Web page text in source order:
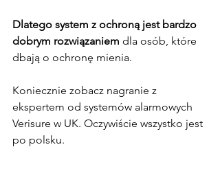
Dlatego system z ochroną jest bardzo
dobrym rozwiązaniem dla osób, które
dbają o ochronę mienia.
Koniecznie zobacz nagranie z
ekspertem od systemów alarmowych
Verisure w UK. Oczywiście wszystko jest
po polsku.